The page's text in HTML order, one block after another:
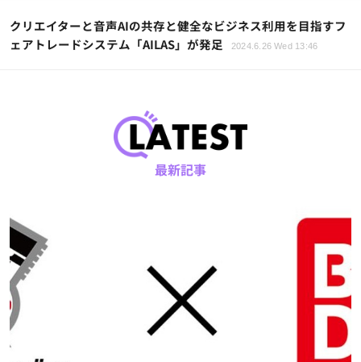
クリエイターと音声AIの共存と健全なビジネス利用を目指すフ
ェアトレードシステム「AILAS」が発足
2024.6.26 Wed 13:46
最新記事